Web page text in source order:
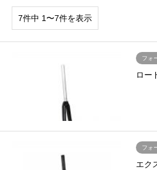
7件中 1〜7件を表示
フォ
ロー
フォ
エク